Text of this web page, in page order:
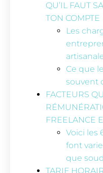
QU’IL FAUT
TON COMPTE
Les
Ce que
souvent
FACTEURS
FREELANCE
Voici les
font
que
TARIF